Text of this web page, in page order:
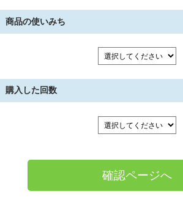
商品の使いみち
購入した回数